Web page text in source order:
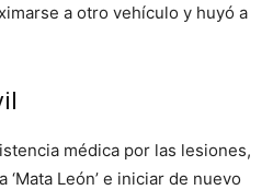
a otro vehículo y huyó a
médica por las lesiones,
León’ e iniciar de nuevo